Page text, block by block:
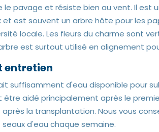
pavage et résiste bien au vent. Il est
est souvent un arbre hôte pour les
locale. Les fleurs du charme sont
est surtout utilisé en alignement
entretien
suffisamment d'eau disponible pour
être aidé principalement après le
la transplantation. Nous vous
d'eau chaque semaine.